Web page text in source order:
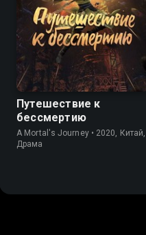
7.9 6.9
Путешествие к
бессмертию
A Mortal's Journey • 2020, Китай,
Драма